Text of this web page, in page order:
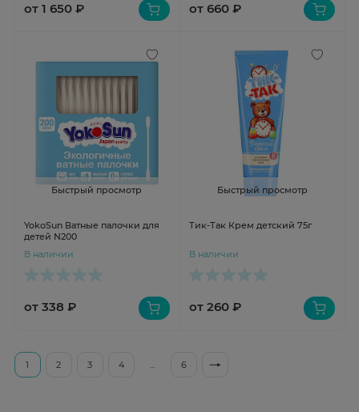
от 1 650 ₽ от 660 ₽
Быстрый просмотр
YokoSun Ватные палочки для
детей N200
В наличии
от 338 ₽
Быстрый просмотр
Тик-Так Крем детский 75г
В наличии
от 260 ₽
1 2 3 4 ... 6